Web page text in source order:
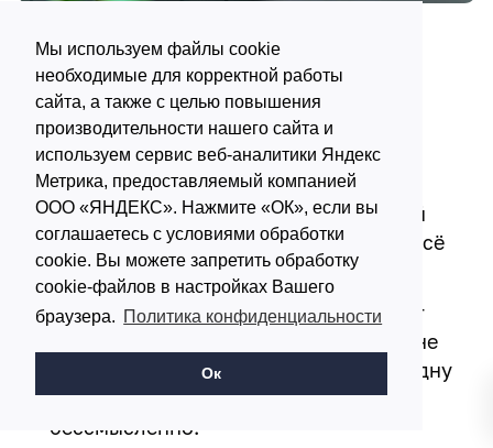
Мы используем файлы cookie
необходимые для корректной работы
сайта, а также с целью повышения
производительности нашего сайта и
используем сервис веб-аналитики Яндекс
Метрика, предоставляемый компанией
ООО «ЯНДЕКС». Нажмите «ОК», если вы
соглашаетесь с условиями обработки
cookie. Вы можете запретить обработку
cookie-файлов в настройках Вашего
браузера. Политика конфиденциальности
Ок
Собрали реальные ошибки, которые
встречаются регулярно:
Начать с отделки, а не с остекления
Красивые панели на продувающем
балконе – просто красивый холодный
балкон. Сначала рамы и швы, потом всё
остальное.
Утеплить только парапет.Холод идет
через пол, боковые стены и потолок не
меньше, а иногда больше. Утеплить одну
зону из четырех, практически
бессмысленно.